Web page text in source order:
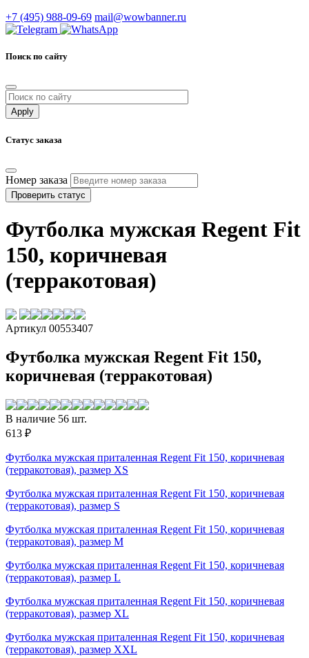
+7 (495) 988-09-69 mail@wowbanner.ru
Поиск по сайту
Статус заказа
Номер заказа
Проверить статус
Футболка мужская Regent Fit
150, коричневая
(терракотовая)
Артикул 00553407
Футболка мужская Regent Fit 150,
коричневая (терракотовая)
В наличие 56 шт.
613 ₽
Футболка мужская приталенная Regent Fit 150, коричневая
(терракотовая), размер XS
Футболка мужская приталенная Regent Fit 150, коричневая
(терракотовая), размер S
Футболка мужская приталенная Regent Fit 150, коричневая
(терракотовая), размер M
Футболка мужская приталенная Regent Fit 150, коричневая
(терракотовая), размер L
Футболка мужская приталенная Regent Fit 150, коричневая
(терракотовая), размер XL
Футболка мужская приталенная Regent Fit 150, коричневая
(терракотовая), размер XXL